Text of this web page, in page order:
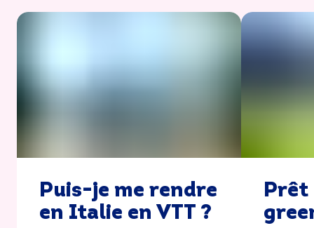
Puis-je me rendre
en Italie en VTT ?
Prêt